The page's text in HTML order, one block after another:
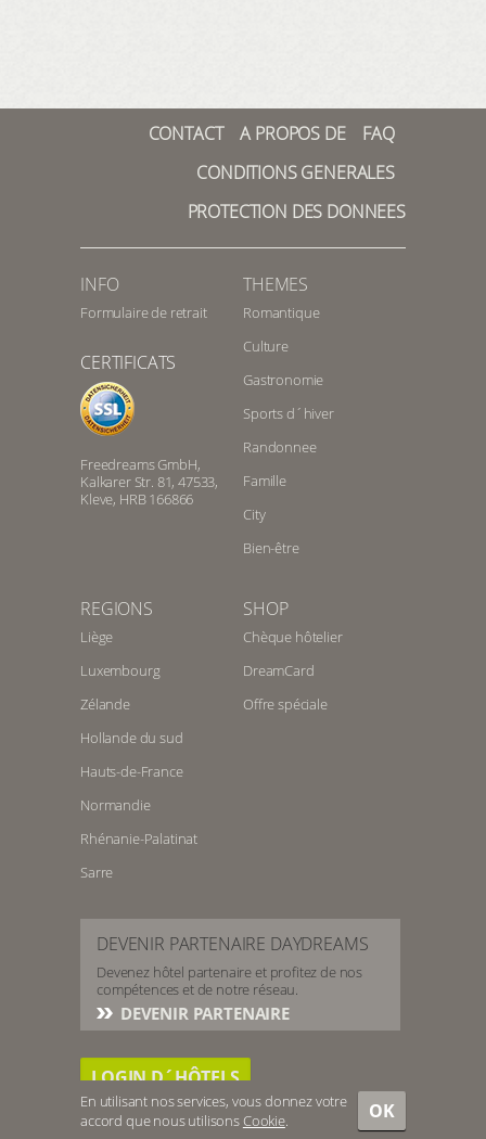
CONTACT A PROPOS DE
FAQ
CONDITIONS GENERALES
PROTECTION DES DONNEES
INFO
Formulaire de retrait
CERTIFICATS
Freedreams GmbH,
Kalkarer Str. 81, 47533,
Kleve, HRB 166866
THEMES
Romantique
Culture
Gastronomie
Sports d´hiver
Randonnee
Famille
City
Bien-être
REGIONS
Liège
Luxembourg
Zélande
Hollande du sud
Hauts-de-France
Normandie
Rhénanie-Palatinat
Sarre
SHOP
Chèque hôtelier
DreamCard
Offre spéciale
DEVENIR PARTENAIRE DAYDREAMS
Devenez hôtel partenaire et profitez de nos
compétences et de notre réseau.
DEVENIR PARTENAIRE
LOGIN D´HÔTELS
En utilisant nos services, vous donnez votre
accord que nous utilisons Cookie. OK